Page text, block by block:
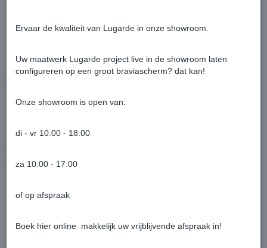
Zo creëert u eenvoudig een carport die perfect aansluit bij uw
woning en tuin.
Carport met zonnepanelen (optioneel)
geïntegreerde
Mogelijkheid tot het laden van elektrische voertuigen
Duurzame en toekomstgerichte oplossing
Ervaar de kwaliteit van Lugarde in onze showroom.
Uw maatwerk Lugarde project live in de showroom laten
configureren op een groot braviascherm? dat kan!
Onze showroom is open van:
di - vr 10:00 - 18:00
za 10:00 - 17:00
of op afspraak
Boek hier online makkelijk uw vrijblijvende afspraak in!